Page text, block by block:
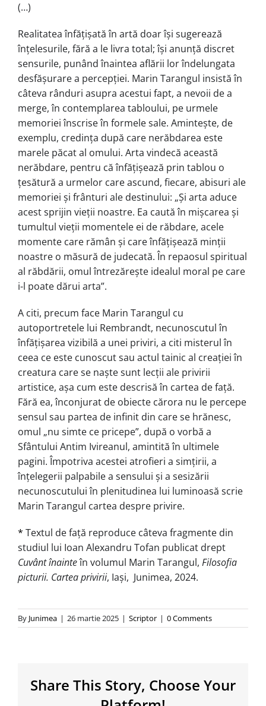
(…)
Realitatea înfățișată în artă doar își sugerează
înțelesurile, fără a le livra total; își anunță discret
sensurile, punând înaintea aflării lor îndelungata
desfășurare a percepției. Marin Tarangul insistă în
câteva rânduri asupra acestui fapt, a nevoii de a
merge, în contemplarea tabloului, pe urmele
memoriei înscrise în formele sale. Amintește, de
exemplu, credința după care nerăbdarea este
marele păcat al omului. Arta vindecă această
nerăbdare, pentru că înfățișează prin tablou o
țesătură a urmelor care ascund, fiecare, abisuri ale
memoriei și frânturi ale destinului: „Şi arta aduce
acest sprijin vieţii noastre. Ea caută în mişcarea şi
tumultul vieţii momentele ei de răbdare, acele
momente care rămân şi care înfăţişează minţii
noastre o măsură de judecată. În repaosul spiritual
al răbdării, omul întrezăreşte idealul moral pe care
i-l poate dărui arta”.
A citi, precum face Marin Tarangul cu
autoportretele lui Rembrandt, necunoscutul în
înfățișarea vizibilă a unei priviri, a citi misterul în
ceea ce este cunoscut sau actul tainic al creației în
creatura care se naște sunt lecții ale privirii
artistice, așa cum este descrisă în cartea de față.
Fără ea, înconjurat de obiecte cărora nu le percepe
sensul sau partea de infinit din care se hrănesc,
omul „nu simte ce pricepe”, după o vorbă a
Sfântului Antim Ivireanul, amintită în ultimele
pagini. Împotriva acestei atrofieri a simțirii, a
înțelegerii palpabile a sensului și a sesizării
necunoscutului în plenitudinea lui luminoasă scrie
Marin Tarangul cartea despre privire.
* Textul de față reproduce câteva fragmente din
studiul lui Ioan Alexandru Tofan publicat drept
Cuvânt înainteîn volumul Marin Tarangul, Filosofia
picturii. Cartea privirii, Iași, Junimea, 2024.
By Junimea | 26 martie 2025 | Scriptor | 0 Comments
Share This Story, Choose Your